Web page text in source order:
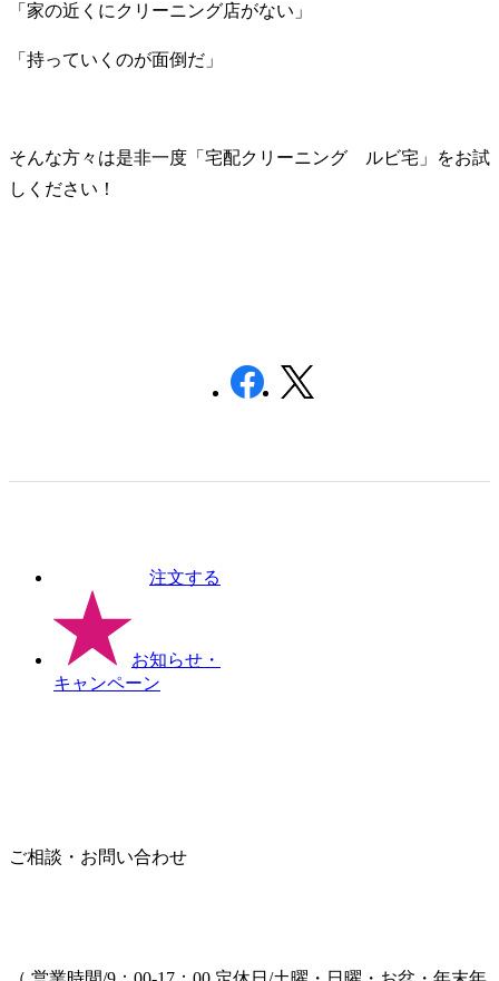
「家の近くにクリーニング店がない」
「持っていくのが面倒だ」
そんな方々は是非一度「宅配クリーニング ルビ宅」をお試
しください！
注文する
お知らせ ・
キャンペーン
ご相談・お問い合わせ